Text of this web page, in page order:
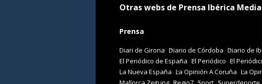
Otras webs de Prensa Ibérica Media
Prensa
Diari de Girona Diario de Córdoba Diario de
El Periódico de España El Periódico El
La Nueva España La Opinión A Coruña La